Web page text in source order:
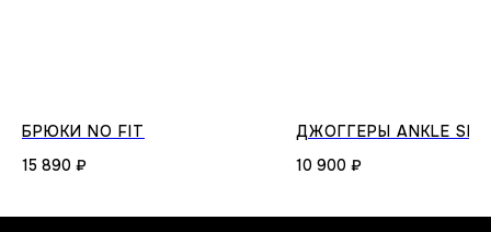
БРЮКИ NO FIT
15 890 ₽
ДЖОГГЕРЫ ANKLE
10 900 ₽